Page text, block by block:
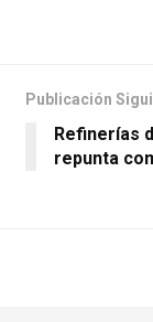
Publicación
Refinerías
repunta